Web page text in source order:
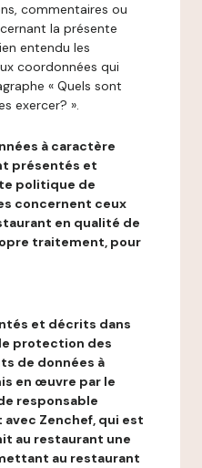
commentaires ou
la présente
entendu les
coordonnées qui
« Quels sont
exercer? ».
à caractère
présentés et
politique de
concernent ceux
en qualité de
traitement, pour
et décrits dans
protection des
de données à
en œuvre par le
responsable
Zenchef, qui est
au restaurant une
au restaurant